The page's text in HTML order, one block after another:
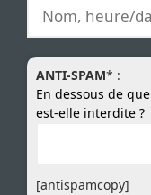
ANTI-SPAM* :
En dessous de
est-elle interdite ?
[antispamcopy]